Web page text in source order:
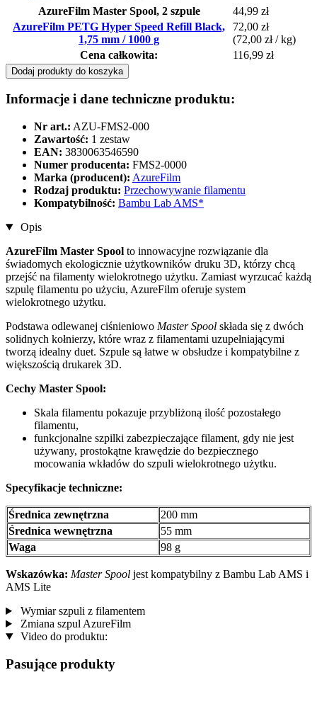
AzureFilm Master Spool, 2 szpule
44,99 zł
AzureFilm PETG Hyper Speed Refill Black,
1,75 mm / 1000 g
72,00 zł
(72,00 zł / kg)
Cena całkowita:
116,99 zł
Dodaj produkty do koszyka
Informacje i dane techniczne produktu:
Nr art.: AZU-FMS2-000
Zawartość: 1 zestaw
EAN: 3830063546590
Numer producenta: FMS2-0000
Marka (producent): AzureFilm
Rodzaj produktu: Przechowywanie filamentu
Kompatybilność: Bambu Lab AMS*
Opis
AzureFilm Master Spool to innowacyjne rozwiązanie dla
świadomych ekologicznie użytkowników druku 3D, którzy chcą
przejść na filamenty wielokrotnego użytku. Zamiast wyrzucać każdą
szpulę filamentu po użyciu, AzureFilm oferuje system
wielokrotnego użytku.
Podstawa odlewanej ciśnieniowo Master Spool składa się z dwóch
solidnych kołnierzy, które wraz z filamentami uzupełniającymi
tworzą idealny duet. Szpule są łatwe w obsłudze i kompatybilne z
większością drukarek 3D.
Cechy Master Spool:
Skala filamentu pokazuje przybliżoną ilość pozostałego
filamentu,
funkcjonalne szpilki zabezpieczające filament, gdy nie jest
używany, prostokątne krawędzie do bezpiecznego
mocowania wkładów do szpuli wielokrotnego użytku.
Specyfikacje techniczne:
Średnica zewnętrzna
200 mm
Średnica wewnętrzna
55 mm
Waga
98 g
Wskazówka: Master Spool jest kompatybilny z Bambu Lab AMS i
AMS Lite
Wymiar szpuli z filamentem
Zmiana szpul AzureFilm
Video do produktu:
Pasujące produkty